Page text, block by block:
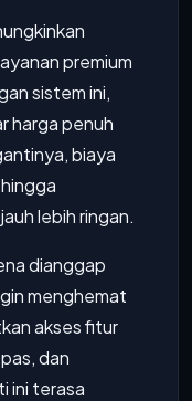
premium
sistem ini,
harga penuh
biaya
lebih ringan.
dianggap
menghemat
akses fitur
dan
ini terasa